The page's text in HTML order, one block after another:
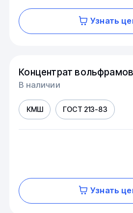
Узнать
Концентрат
В наличии
КМШ ГОСТ 213-83
Узнать